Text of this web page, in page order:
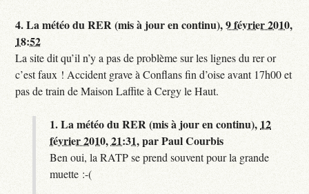
4.La météo du RER (mis à jour en continu),9 février 2010,
18:52
La site dit qu’il n’y a pas de problème sur les lignes du rer or
c’est faux ! Accident grave à Conflans fin d’oise avant 17h00 et
pas de train de Maison Laffite à Cergy le Haut.
1.La météo du RER (mis à jour en continu), 12
février 2010, 21:31,parPaul Courbis
Ben oui, la RATP se prend souvent pour la grande
muette :-(